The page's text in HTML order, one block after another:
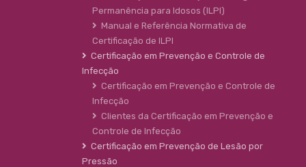
Permanência para Idosos (ILPI)
Manual e Referência Normativa de
Certificação de ILPI
Certificação em Prevenção e Controle de
Infecção
Certificação em Prevenção e Controle de
Infecção
Clientes da Certificação em Prevenção e
Controle de Infecção
Certificação em Prevenção de Lesão por
Pressão